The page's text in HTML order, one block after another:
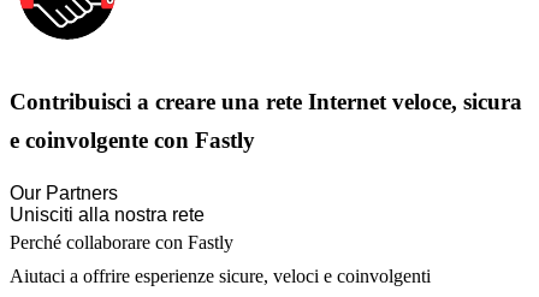
Contribuisci a creare una rete Internet veloce, sicura
e coinvolgente con Fastly
Our Partners
Unisciti alla nostra rete
Perché collaborare con Fastly
Aiutaci a offrire esperienze sicure, veloci e coinvolgenti